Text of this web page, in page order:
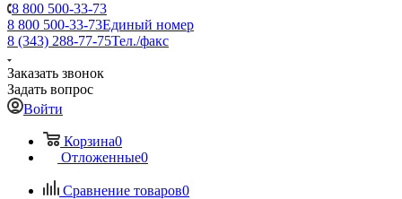
8 800 500-33-73
8 800 500-33-73Единый номер
8 (343) 288-77-75Тел./факс
Заказать звонок
Задать вопрос
Войти
Корзина0
Отложенные0
Сравнение товаров0